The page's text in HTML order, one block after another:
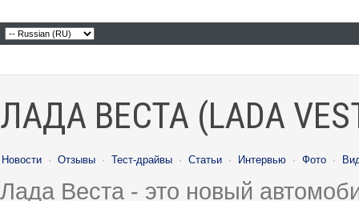
ЛАДА ВЕСТА (LADA
Новости · Отзывы · Тест-драйвы · Статьи · Интервью · Фото ·
Лада Веста - это новый